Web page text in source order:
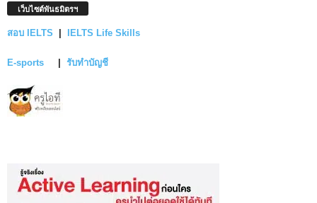
เว็บไซต์พันธมิตรฯ
สอบ IELTS IELTS Life Skills
E-sports รับทำบัญชี